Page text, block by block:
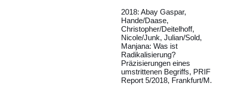
2018: Abay Gaspar,
Hande/Daase,
Christopher/Deitelhoff,
Nicole/Junk, Julian/Sold,
Manjana: Was ist
Radikalisierung?
Präzisierungen eines
umstrittenen Begriffs, PRIF
Report 5/2018, Frankfurt/M.